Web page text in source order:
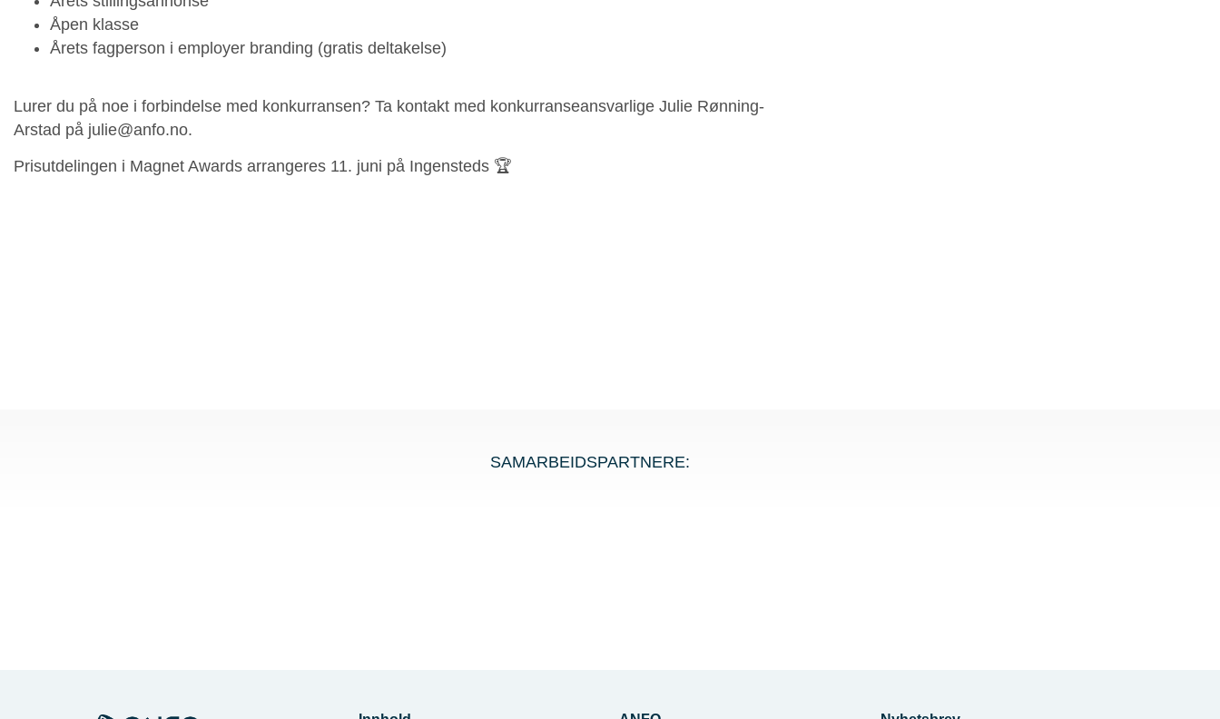
Åpen klasse
Årets fagperson i employer branding (gratis deltakelse)
Lurer du på noe i forbindelse med konkurransen? Ta kontakt med konkurranseansvarlige Julie Rønning-
Arstad på julie@anfo.no.
Prisutdelingen i Magnet Awards arrangeres 11. juni på Ingensteds 🏆
SAMARBEIDSPARTNERE: